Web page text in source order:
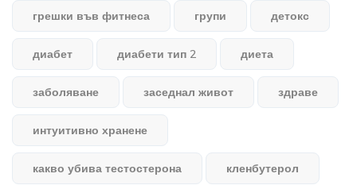
грешки във фитнеса групи детокс
диабет диабети тип 2 диета
заболяване заседнал живот здраве
интуитивно хранене
какво убива тестостерона кленбутерол